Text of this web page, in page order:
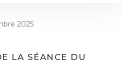
2025
LA SÉANCE DU